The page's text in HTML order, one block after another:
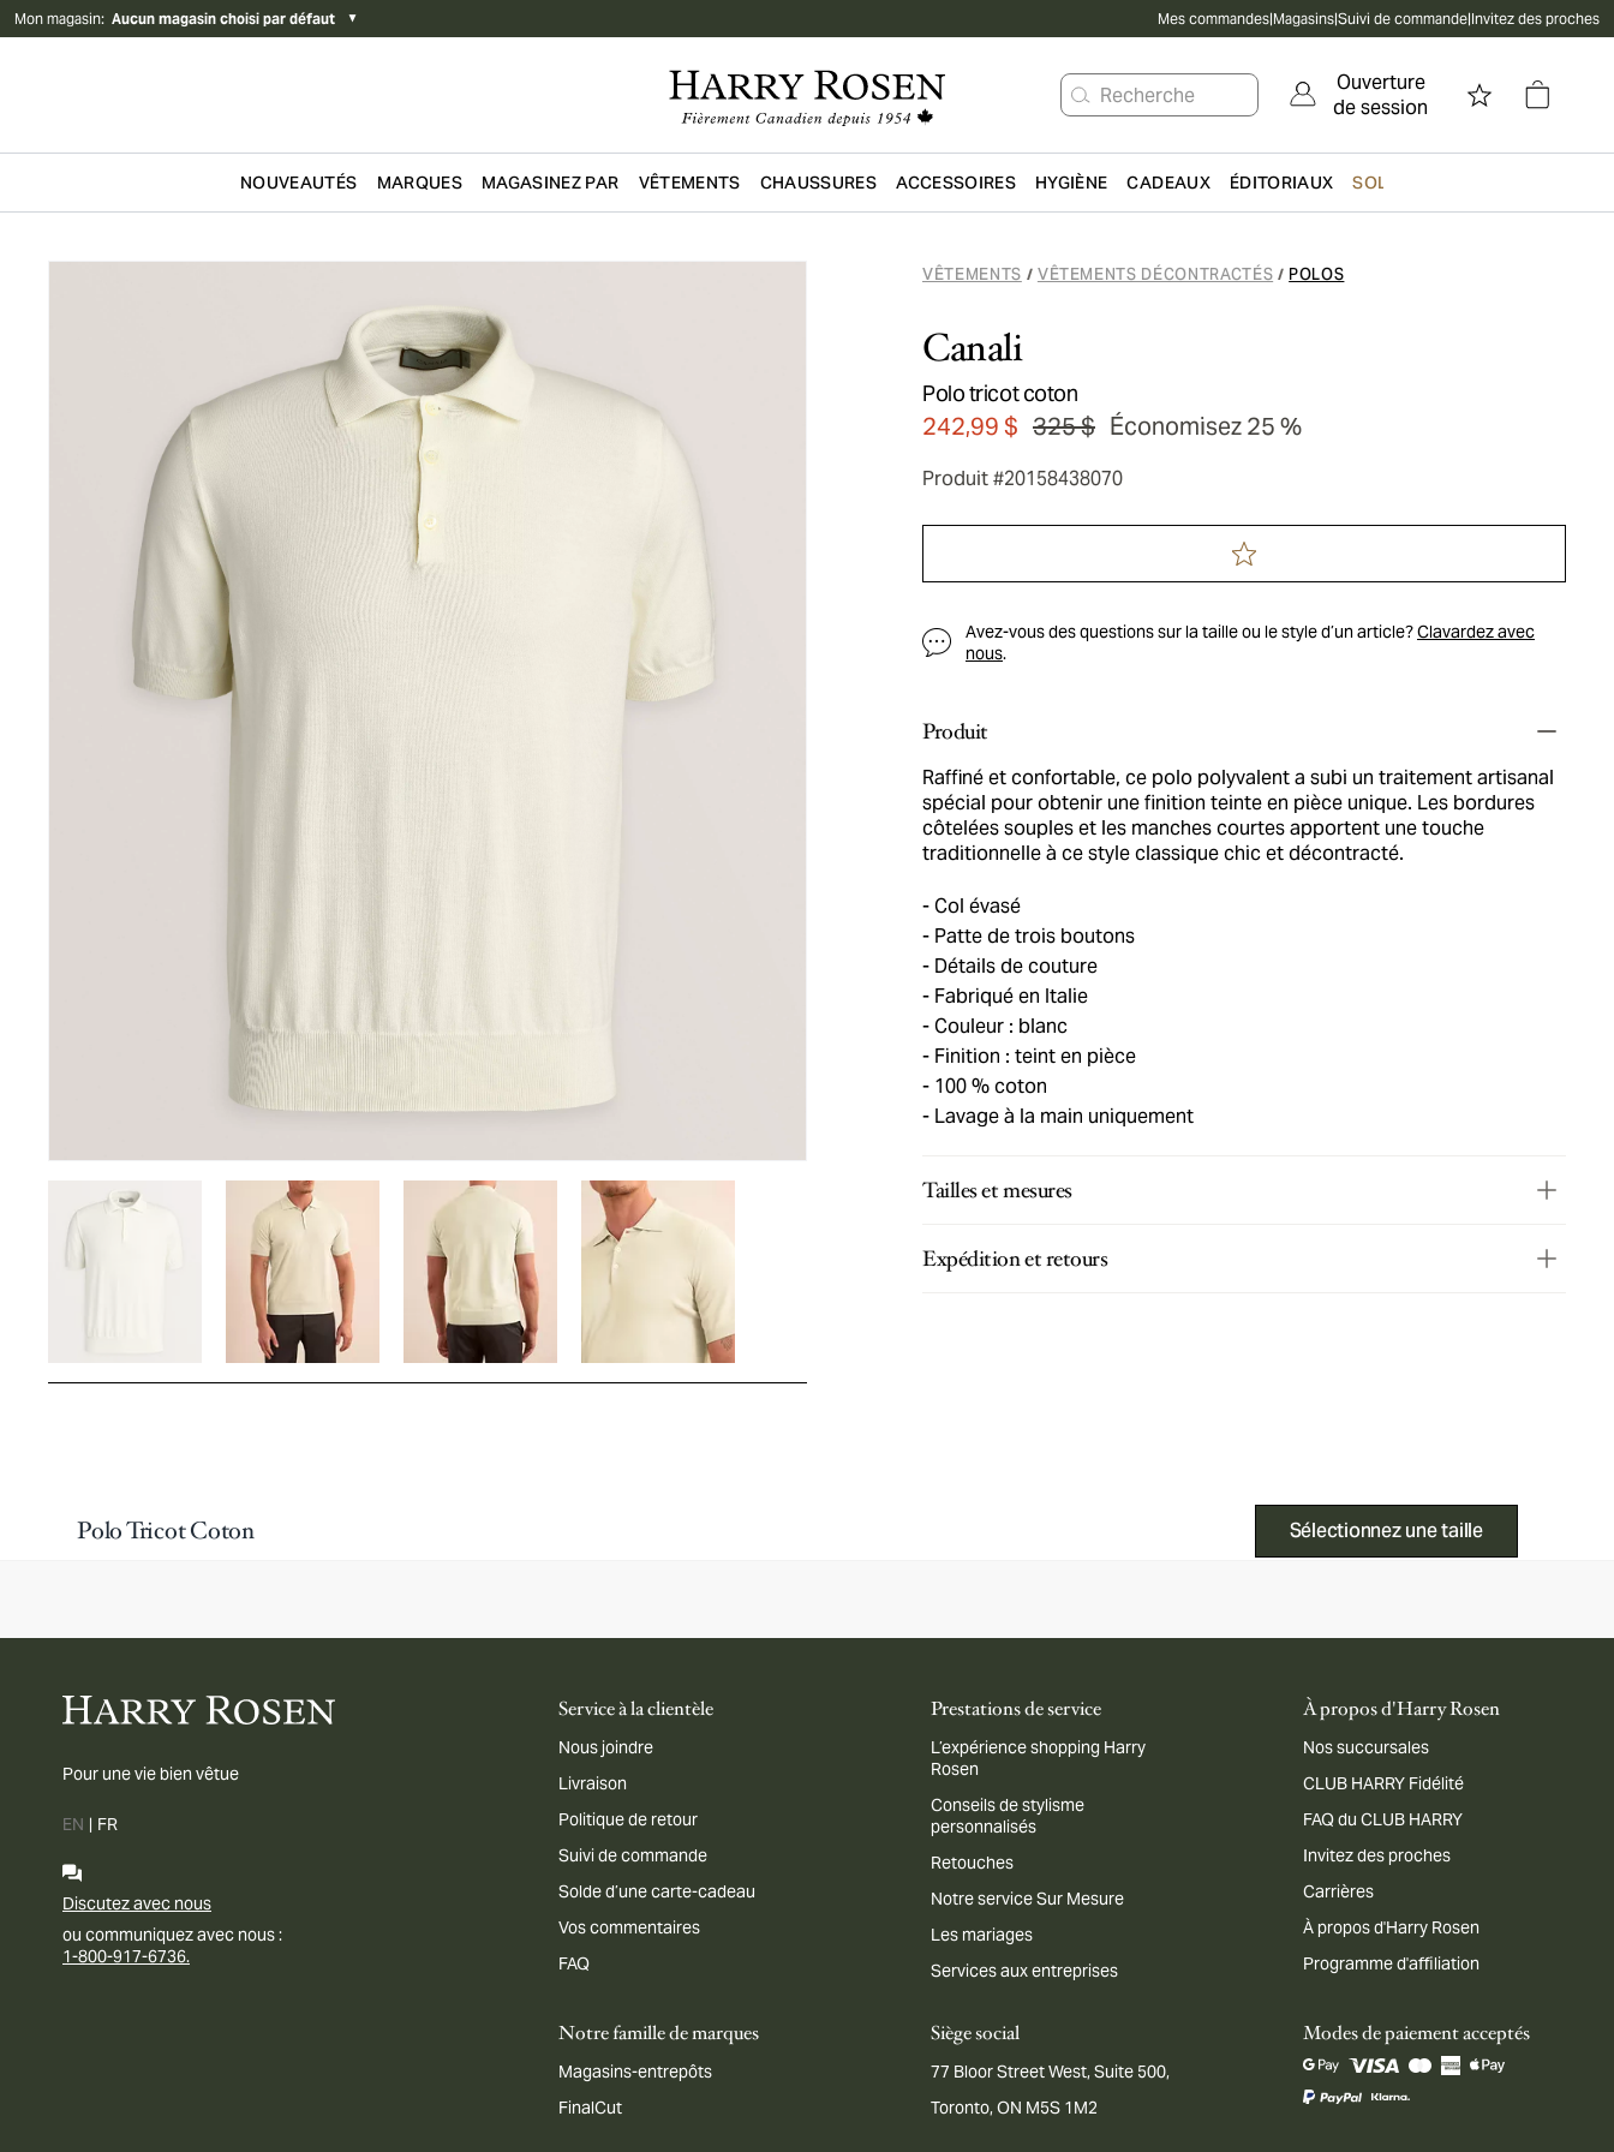
Mon magasin: Aucun magasin choisi par défaut ▼ Mes commandes|Magasins|Suivi de commande|Invitez des proches
Recherche
Ouverture
de session
Passer au contenu principal
NOUVEAUTÉS MARQUES MAGASINEZ PAR VÊTEMENTS CHAUSSURES ACCESSOIRES HYGIÈNE CADEAUX ÉDITORIAUX SOLDES
VÊTEMENTS / VÊTEMENTS DÉCONTRACTÉS / POLOS
Canali
Polo tricot coton
242,99 $ 325 $ Économisez 25 %
Produit #20158438070
Avez-vous des questions sur la taille ou le style d’un article?Clavardez avec
nous.
Produit
Raffiné et confortable, ce polo polyvalent a subi un traitement artisanal
spécial pour obtenir une finition teinte en pièce unique. Les bordures
côtelées souples et les manches courtes apportent une touche
traditionnelle à ce style classique chic et décontracté.
Col évasé
Patte de trois boutons
Détails de couture
Fabriqué en Italie
Couleur : blanc
Finition : teint en pièce
100 % coton
Lavage à la main uniquement
Tailles et mesures
Expédition et retours
Polo Tricot Coton Sélectionnez une taille
Pour une vie bien vêtue
EN | FR
Discutez avec nous
ou communiquez avec nous :
1-800-917-6736.
Service à la clientèle
Nous joindre
Livraison
Politique de retour
Suivi de commande
Solde d’une carte-cadeau
Vos commentaires
FAQ
Prestations de service
L’expérience shopping Harry
Rosen
Conseils de stylisme
personnalisés
Retouches
Notre service Sur Mesure
Les mariages
Services aux entreprises
À propos d'Harry Rosen
Nos succursales
CLUB HARRY Fidélité
FAQ du CLUB HARRY
Invitez des proches
Carrières
À propos d'Harry Rosen
Programme d'affiliation
Notre famille de marques
Magasins-entrepôts
FinalCut
Siège social
77 Bloor Street West, Suite 500,
Toronto, ON M5S 1M2
Modes de paiement acceptés